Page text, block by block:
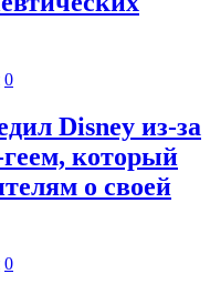
0
Disney из-за
который
о своей
0